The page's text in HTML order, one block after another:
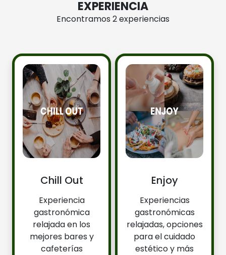
EXPERIENCIA
Encontramos 2 experiencias
Chill Out
Experiencia
gastronómica
relajada en los
mejores bares y
cafeterías
Enjoy
Experiencias
gastronómicas
relajadas, opciones
para el cuidado
estético y más